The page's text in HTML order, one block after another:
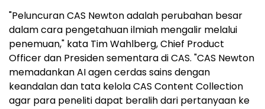
"Peluncuran CAS Newton adalah perubahan besar
dalam cara pengetahuan ilmiah mengalir melalui
penemuan," kata Tim Wahlberg, Chief Product
Officer dan Presiden sementara di CAS. "CAS Newton
memadankan AI agen cerdas sains dengan
keandalan dan tata kelola CAS Content Collection
agar para peneliti dapat beralih dari pertanyaan ke